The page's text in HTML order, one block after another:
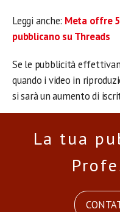
Leggi anche: Meta offre
pubblicano su Threads
Se le pubblicità
quando i video in
si sarà un aumento di
La tua